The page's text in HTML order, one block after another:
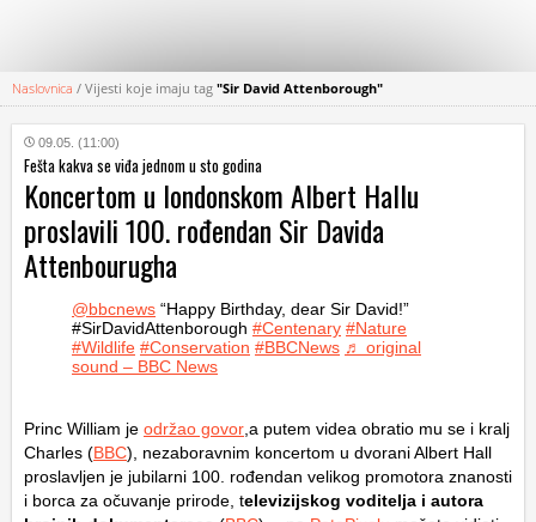
KATEGORIJE
HRVATSKI
WEB
Naslovnica / Vijesti koje imaju tag "Sir David Attenborough"
09.05. (11:00)
Fešta kakva se viđa jednom u sto godina
Koncertom u londonskom Albert Hallu
proslavili 100. rođendan Sir Davida
Attenbourugha
@bbcnews “Happy Birthday, dear Sir David!”
#SirDavidAttenborough #Centenary #Nature
#Wildlife #Conservation #BBCNews ♬ original
sound – BBC News
Princ William je održao govor ,a putem videa obratio mu se i kralj
Charles (BBC), nezaboravnim koncertom u dvorani Albert Hall
proslavljen je jubilarni 100. rođendan velikog promotora znanosti
i borca za očuvanje prirode, televizijskog voditelja i autora